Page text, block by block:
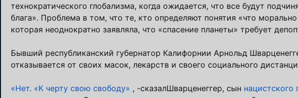
технократического глобализма, когда ожидается, что все будут
блага». Проблема в том, что те, кто определяют понятия «что
которая неоднократно заявляла, что «спасение планеты» требует
Бывший республиканский губернатор Калифорнии Арнольд
отказывается от своих масок, лекарств и своего социального
«Нет. «К черту свою свободу» , -сказалШварценеггер, сын нацистского